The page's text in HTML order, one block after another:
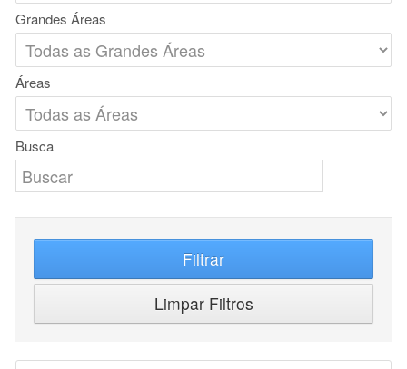
Grandes Áreas
Áreas
Busca
Filtrar
Limpar Filtros